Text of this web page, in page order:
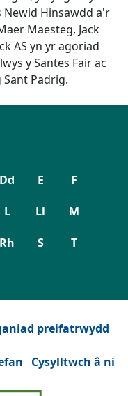
Newid Hinsawdd a'r
Maesteg, Jack
AS yn yr agoriad
y Santes Fair ac
Padrig.
Dd E F
L Ll M
Rh S T
preifatrwydd
Cysylltwch â ni